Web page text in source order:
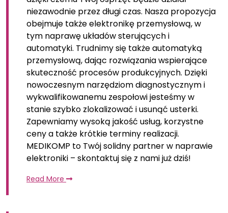
niezawodnie przez długi czas. Nasza propozycja
obejmuje także elektronikę przemysłową, w
tym naprawę układów sterujących i
automatyki. Trudnimy się także automatyką
przemysłową, dając rozwiązania wspierające
skuteczność procesów produkcyjnych. Dzięki
nowoczesnym narzędziom diagnostycznym i
wykwalifikowanemu zespołowi jesteśmy w
stanie szybko zlokalizować i usunąć usterki.
Zapewniamy wysoką jakość usług, korzystne
ceny a także krótkie terminy realizacji.
MEDIKOMP to Twój solidny partner w naprawie
elektroniki – skontaktuj się z nami już dziś!
Read More